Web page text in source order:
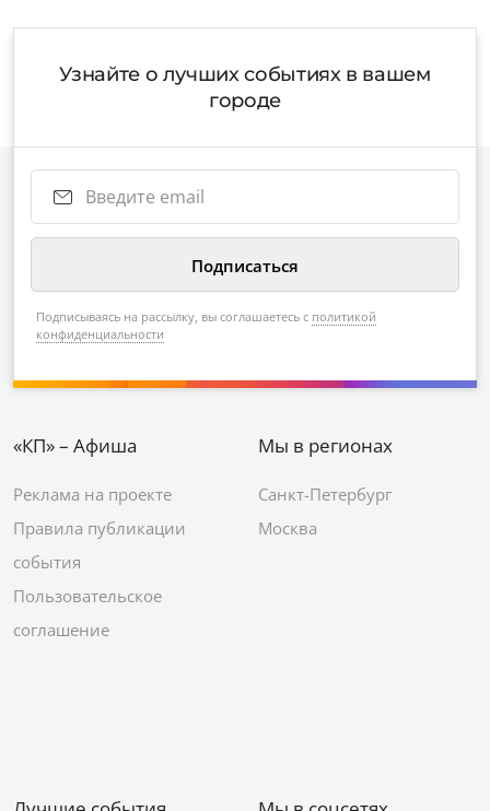
Узнайте о лучших событиях в вашем
городе
Подписываясь на рассылку, вы соглашаетесь с политикой
конфиденциальности
«КП» – Афиша
Реклама на проекте
Правила публикации
события
Пользовательское
соглашение
Мы в регионах
Санкт-Петербург
Москва